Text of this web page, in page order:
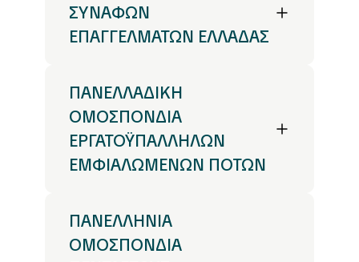
ΣΥΝΑΦΩΝ
ΕΠΑΓΓΕΛΜΑΤΩΝ ΕΛΛΑΔΑΣ
ΠΑΝΕΛΛΑΔΙΚΗ
ΟΜΟΣΠΟΝΔΙΑ
ΕΡΓΑΤΟΫΠΑΛΛΗΛΩΝ
ΕΜΦΙΑΛΩΜΕΝΩΝ ΠΟΤΩΝ
ΠΑΝΕΛΛΗΝΙΑ
ΟΜΟΣΠΟΝΔΙΑ